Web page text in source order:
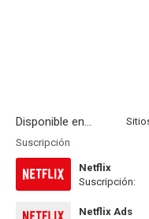
Disponible en...
Suscripción
Netflix
Suscripción:
Netflix Ads